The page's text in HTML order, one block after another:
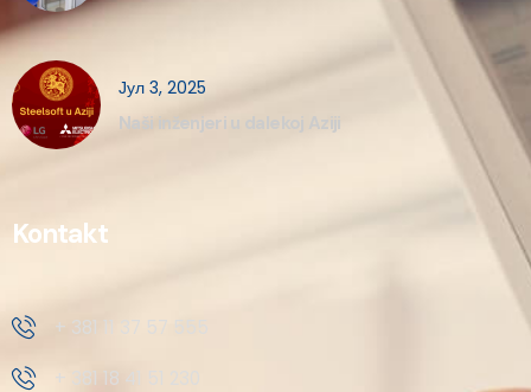
Јул 3, 2025
Naši inženjeri u dalekoj Aziji
Kontakt
+ 381 11 37 57 555
+ 381 18 41 51 230